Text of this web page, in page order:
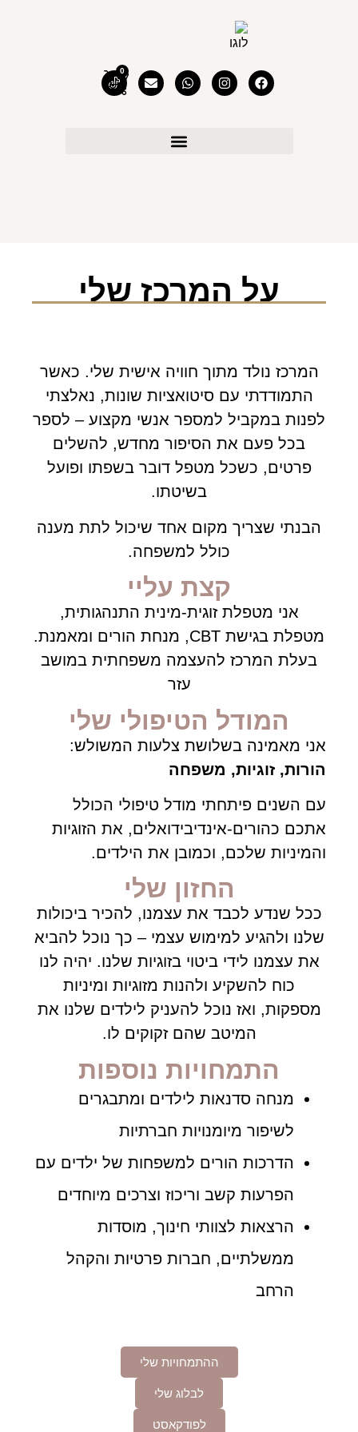
0
על המרכז שלי
המרכז נולד מתוך חוויה אישית שלי. כאשר
התמודדתי עם סיטואציות שונות, נאלצתי
לפנות במקביל למספר אנשי מקצוע – לספר
בכל פעם את הסיפור מחדש, להשלים
פרטים, כשכל מטפל דובר בשפתו ופועל
בשיטתו.
הבנתי שצריך מקום אחד שיכול לתת מענה
כולל למשפחה.
קצת עליי
אני מטפלת זוגית-מינית התנהגותית,
מטפלת בגישת CBT, מנחת הורים ומאמנת.
בעלת המרכז להעצמה משפחתית במושב
עזר
המודל הטיפולי שלי
אני מאמינה בשלושת צלעות המשולש:
הורות, זוגיות, משפחה
עם השנים פיתחתי מודל טיפולי הכולל
אתכם כהורים-אינדיבידואלים, את הזוגיות
והמיניות שלכם, וכמובן את הילדים.
החזון שלי
ככל שנדע לכבד את עצמנו, להכיר ביכולות
שלנו ולהגיע למימוש עצמי – כך נוכל להביא
את עצמנו לידי ביטוי בזוגיות שלנו. יהיה לנו
כוח להשקיע ולהנות מזוגיות ומיניות
מספקות, ואז נוכל להעניק לילדים שלנו את
המיטב שהם זקוקים לו.
התמחויות נוספות
מנחה סדנאות לילדים ומתבגרים
לשיפור מיומנויות חברתיות
הדרכות הורים למשפחות של ילדים עם
הפרעות קשב וריכוז וצרכים מיוחדים
הרצאות לצוותי חינוך, מוסדות
ממשלתיים, חברות פרטיות והקהל
הרחב
ההתמחויות שלי
לבלוג שלי
לפודקאסט